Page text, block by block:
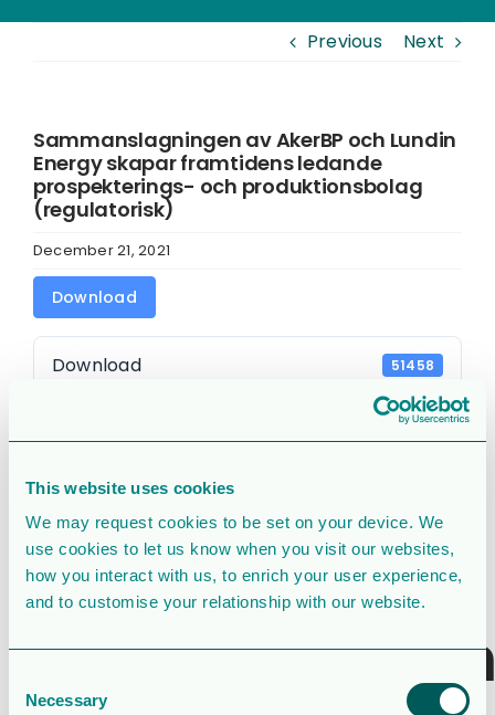
This website uses cookies
We may request cookies to be set on your device. We
use cookies to let us know when you visit our websites,
how you interact with us, to enrich your user experience,
and to customise your relationship with our website.
Selection
Necessary
Previous Next
Sammanslagningen av AkerBP och Lundin
Energy skapar framtidens ledande
prospekterings- och produktionsbolag
(regulatorisk)
December 21, 2021
Download
Download 51458
221 KB
File Count
Create Date December 21, 2021
Last Updated December 21, 2021